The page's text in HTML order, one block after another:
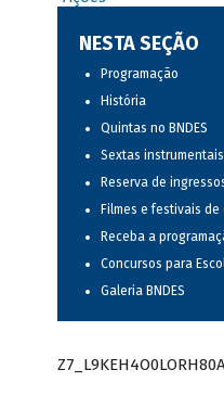
NESTA SEÇÃO
Programação
História
Quintas no BNDES
Sextas instrumentais
Reserva de
Filmes e festivais de
Receba a
Concursos para
Galeria BNDES